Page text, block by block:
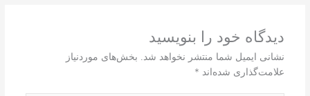
دیدگاه‌ خود را بنویسید
نشانی ایمیل شما منتشر نخواهد شد.
بخش‌های موردنیاز
علامت‌گذاری شده‌اند *